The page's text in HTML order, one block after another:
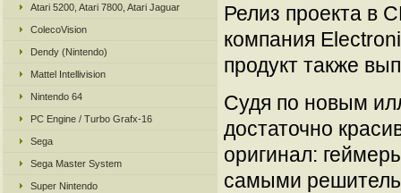
Atari 5200, Atari 7800, Atari Jaguar
ColecoVision
Dendy (Nintendo)
Mattel Intellivision
Nintendo 64
PC Engine / Turbo Grafx-16
Sega
Sega Master System
Super Nintendo
Релиз проекта в
компания
продукт также
Судя по новым
достаточно
оригинал:
самыми